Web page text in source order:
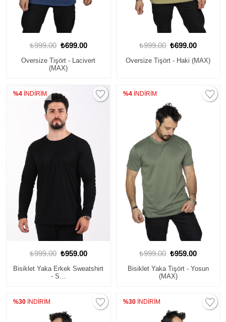
₺999.00 ₺699.00
Oversize Tişört - Lacivert
(MAX)
₺999.00 ₺699.00
Oversize Tişört - Haki (MAX)
%4 İNDİRİM
₺999.00 ₺959.00
Bisiklet Yaka Erkek Sweatshirt
- S...
%4İNDİRİM
₺999.00 ₺959.00
Bisiklet Yaka Tişört - Yosun
(MAX)
%30 İNDİRİM %30İNDİRİM